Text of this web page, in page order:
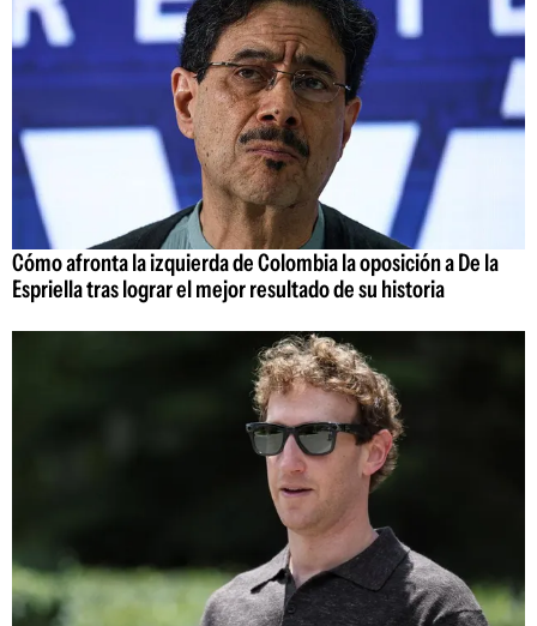
Cómo afronta la izquierda de Colombia la oposición a De la
Espriella tras lograr el mejor resultado de su historia